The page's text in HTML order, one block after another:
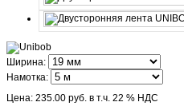
Ширина:
Намотка:
Цена: 235.00 руб. в т.ч. 22 % НДС